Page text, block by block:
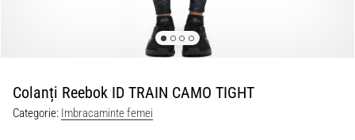
Colanți Reebok ID TRAIN CAMO TIGHT
Categorie: Imbracaminte femei